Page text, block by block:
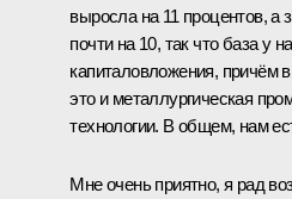
выросла на 11 процентов, а
почти на 10, так что база у
капиталовложения, причём
это и металлургическая
технологии. В общем, нам
Мне очень приятно, я рад